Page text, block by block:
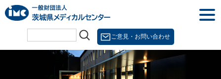
Skip
to
content
ご意見・お問い合わせ